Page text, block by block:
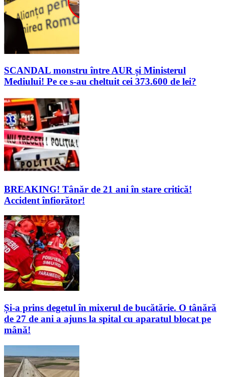
SCANDAL monstru între AUR și Ministerul
Mediului! Pe ce s-au cheltuit cei 373.600 de lei?
BREAKING! Tânăr de 21 ani în stare critică!
Accident înfiorător!
Și-a prins degetul în mixerul de bucătărie. O tânără
de 27 de ani a ajuns la spital cu aparatul blocat pe
mână!